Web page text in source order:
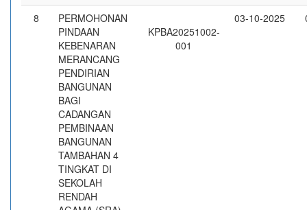
8
PERMOHONAN
PINDAAN
KEBENARAN
MERANCANG
PENDIRIAN
BANGUNAN
BAGI
CADANGAN
PEMBINAAN
BANGUNAN
TAMBAHAN 4
TINGKAT DI
SEKOLAH
RENDAH
KPBA20251002-
001
03-10-2025